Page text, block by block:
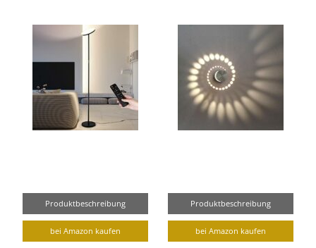
Produktbeschreibung
bei Amazon kaufen
Produktbeschreibung
bei Amazon kaufen